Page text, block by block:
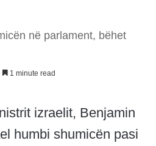
në parlament, bëhet
1 minute read
izraelit, Benjamin
humbi shumicën pasi